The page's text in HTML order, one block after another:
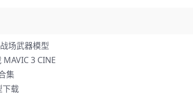
场武器模型
3 CINE
集
下载